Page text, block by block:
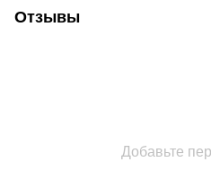
Отзывы
Добавьте